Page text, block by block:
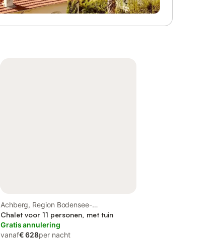
Achberg, Region Bodensee-
Oberschwaben
Chalet voor 11 personen, met tuin
Gratis annulering
vanaf€ 628per nacht